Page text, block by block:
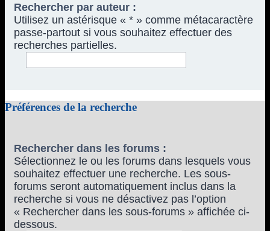
Rechercher par auteur :
Utilisez un astérisque « * » comme métacaractère
passe-partout si vous souhaitez effectuer des
recherches partielles.
Préférences de la recherche
Rechercher dans les forums :
Sélectionnez le ou les forums dans lesquels vous
souhaitez effectuer une recherche. Les sous-
forums seront automatiquement inclus dans la
recherche si vous ne désactivez pas l’option
« Rechercher dans les sous-forums » affichée ci-
dessous.